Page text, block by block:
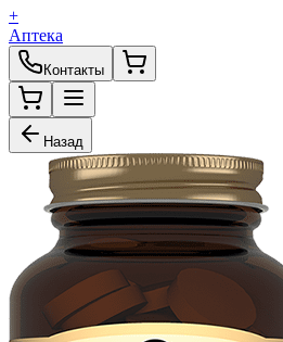
+
Аптека
Контакты
Назад